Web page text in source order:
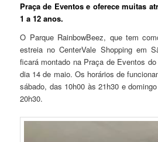
Praça de Eventos e oferece muitas
1 a 12 anos.
O Parque RainbowBeez, que tem
estreia no CenterVale Shopping em
ficará montado na Praça de Eventos
dia 14 de maio. Os horários de
sábado, das 10h00 às 21h30 e
20h30.